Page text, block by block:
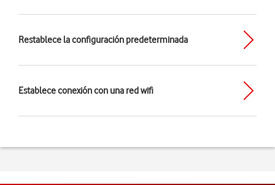
Restablece la configuración predeterminada
Establece conexión con una red wifi